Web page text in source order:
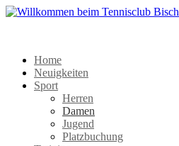
Home
Neuigkeiten
Sport
Herren
Damen
Jugend
Platzbuchung